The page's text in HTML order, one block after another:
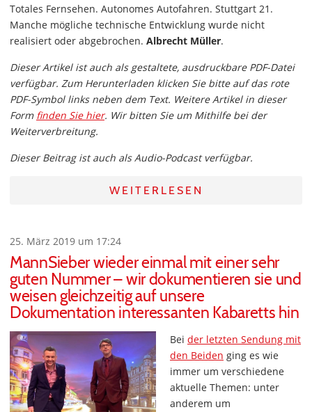
Totales Fernsehen. Autonomes Autofahren. Stuttgart 21.
Manche mögliche technische Entwicklung wurde nicht
realisiert oder abgebrochen. Albrecht Müller.
Dieser Artikel ist auch als gestaltete, ausdruckbare PDF-Datei
verfügbar. Zum Herunterladen klicken Sie bitte auf das rote
PDF-Symbol links neben dem Text. Weitere Artikel in dieser
Form finden Sie hier. Wir bitten Sie um Mithilfe bei der
Weiterverbreitung.
Dieser Beitrag ist auch als Audio-Podcast verfügbar.
WEITERLESEN
25. März 2019 um 17:24
MannSieber wieder einmal mit einer sehr
guten Nummer – wir dokumentieren sie und
weisen gleichzeitig auf unsere
Dokumentation interessanten Kabaretts hin
Bei der letzten Sendung mit
den Beiden ging es wie
immer um verschiedene
aktuelle Themen: unter
anderem um